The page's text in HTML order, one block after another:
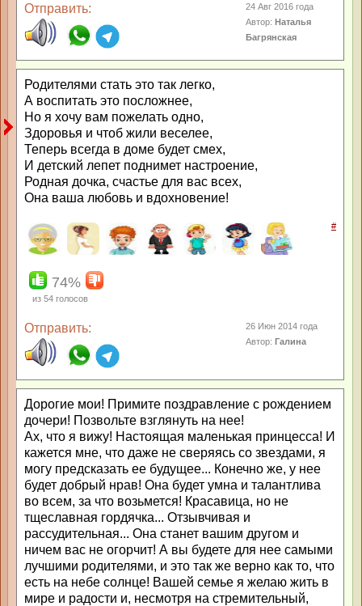
Отправить:
24 Авг 2016 года
Автор:Наталья
Багрянская
Родителями стать это так легко,
А воспитать это посложнее,
Но я хочу вам пожелать одно,
Здоровья и чтоб жили веселее,
Теперь всегда в доме будет смех,
И детский лепет поднимет настроение,
Родная дочка, счастье для вас всех,
Она ваша любовь и вдохновение!
#
74%
из 54 голосов
Отправить:
26 Июн 2014 года
Автор:Галина
Дорогие мои! Примите поздравление с рождением
дочери! Позвольте взглянуть на нее!
Ах, что я вижу! Настоящая маленькая принцесса! И
кажется мне, что даже не сверяясь со звездами, я
могу предсказать ее будущее... Конечно же, у нее
будет добрый нрав! Она будет умна и талантлива
во всем, за что возьмется! Красавица, но не
тщеславная гордячка... Отзывчивая и
рассудительная... Она станет вашим другом и
ничем вас не огорчит! А вы будете для нее самыми
лучшими родителями, и это так же верно как то, что
есть на небе солнце! Вашей семье я желаю жить в
мире и радости и, несмотря на стремительный,